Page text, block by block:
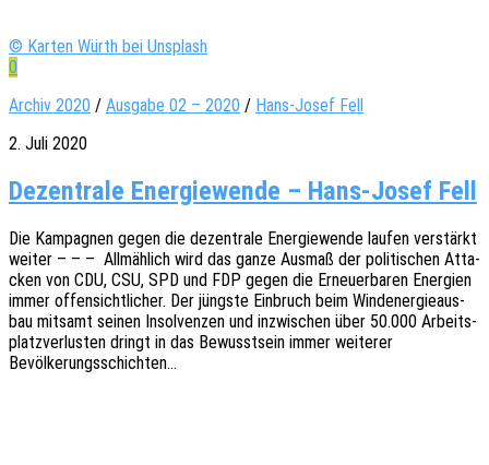
© Karten Würth bei Unsplash
0
Archiv 2020 / Ausgabe 02 – 2020 / Hans-Josef Fell
2. Juli 2020
Dezentrale Energiewende – Hans-Josef Fell
Die Kampa­gnen gegen die dezen­tra­le Ener­gie­wen­de laufen verstärkt
weiter – – – Allmäh­lich wird das ganze Ausmaß der poli­ti­schen Atta­
cken von CDU, CSU, SPD und FDP gegen die Erneu­er­ba­ren Ener­gien
immer offen­sicht­li­cher. Der jüngs­te Einbruch beim Wind­ener­gie­aus­
bau mitsamt seinen Insol­ven­zen und inzwi­schen über 50.000 Arbeits­
platz­ver­lus­ten dringt in das Bewusst­sein immer weite­rer
Bevölkerungsschichten…